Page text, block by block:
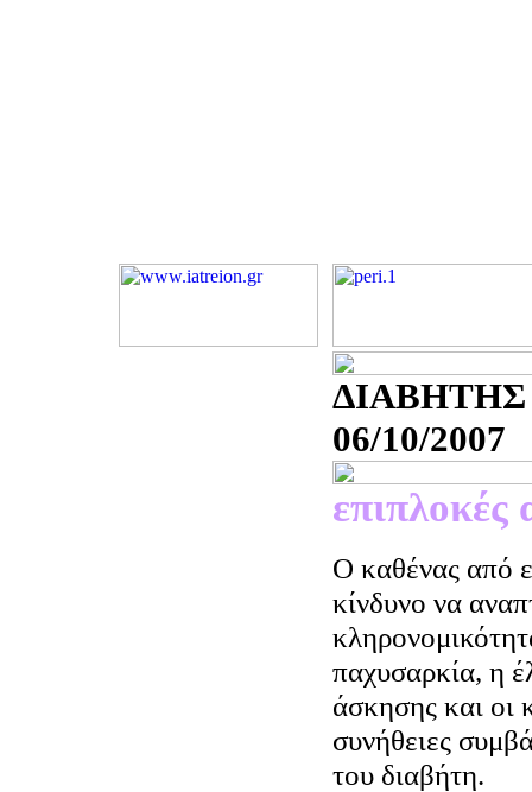
06/10/2007
επιπλοκές
Ο καθένας από
κίνδυνο να
παχυσαρκία, η
άσκησης και οι
συνήθειες
του διαβήτη.